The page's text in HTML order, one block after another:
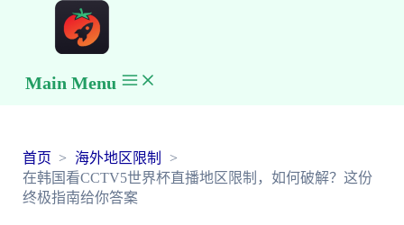
Main Menu
首页
海外地区限制
在韩国看CCTV5世界杯直播地区限制，如何破解？这份
终极指南给你答案